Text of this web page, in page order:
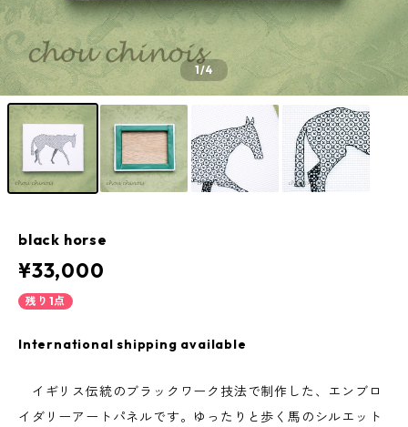
1/4
black horse
¥33,000
残り1点
International shipping available
イギリス伝統のブラックワーク技法で制作した、エンブロ
イダリーアートパネルです。ゆったりと歩く馬のシルエット